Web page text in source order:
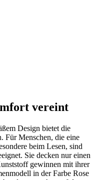
vereint
Design bietet die
Für Menschen, die eine
beim Lesen, sind
Sie decken nur einen
gewinnen mit ihrer
in der Farbe Rose